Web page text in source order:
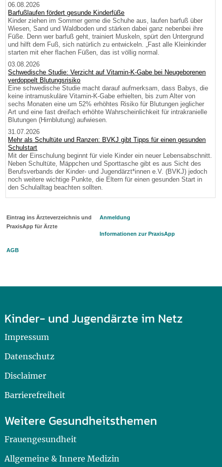
06.08.2026
Barfußlaufen fördert gesunde Kinderfüße
Kinder ziehen im Sommer gerne die Schuhe aus, laufen barfuß über
Wiesen, Sand und Waldboden und stärken dabei ganz nebenbei ihre
Füße. Denn wer barfuß geht, trainiert Muskeln, spürt den Untergrund
und hilft dem Fuß, sich natürlich zu entwickeln. „Fast alle Kleinkinder
starten mit eher flachen Füßen, das ist völlig normal.
03.08.2026
Schwedische Studie: Verzicht auf Vitamin-K-Gabe bei Neugeborenen
verdoppelt Blutungsrisiko
Eine schwedische Studie macht darauf aufmerksam, dass Babys, die
keine intramuskuläre Vitamin-K-Gabe erhielten, bis zum Alter von
sechs Monaten eine um 52% erhöhtes Risiko für Blutungen jeglicher
Art und eine fast dreifach erhöhte Wahrscheinlichkeit für intrakranielle
Blutungen (Hirnblutung) aufwiesen.
31.07.2026
Mehr als Schultüte und Ranzen: BVKJ gibt Tipps für einen gesunden
Schulstart
Mit der Einschulung beginnt für viele Kinder ein neuer Lebensabschnitt.
Neben Schultüte, Mäppchen und Sporttasche gibt es aus Sicht des
Berufsverbands der Kinder- und Jugendärzt*innen e.V. (BVKJ) jedoch
noch weitere wichtige Punkte, die Eltern für einen gesunden Start in
den Schulalltag beachten sollten.
Eintrag ins Ärzteverzeichnis und
PraxisApp für Ärzte
Anmeldung
Informationen zur PraxisApp
AGB
Kinder- und Jugendärzte im Netz
Impressum
Datenschutz
Disclaimer
Barrierefreiheit
Weitere Gesundheitsthemen
Frauengesundheit
Allgemeine & Innere Medizin